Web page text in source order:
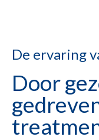
De ervaring
Door